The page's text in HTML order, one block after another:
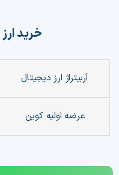
خرید ارز
آربیتراژ ارز دیجیتال
عرضه اولیه کوین